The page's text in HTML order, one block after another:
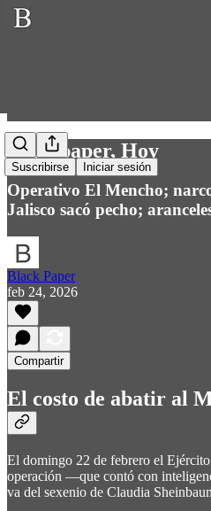
Suscribirse Iniciar sesión
Blackpaper, Hoy
Operativo El Mencho;
Jalisco sacó pecho;
Black Paper
feb 24, 2026
Compartir
El costo de abatir al
El domingo 22 de febrero el
operación —que contó con
va del sexenio de Claudia